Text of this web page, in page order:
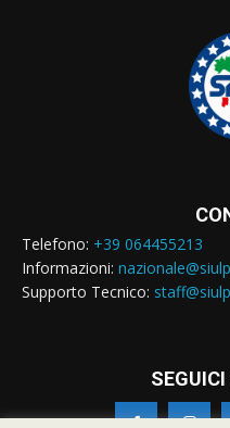
Telefono: +39 064455213
Informazioni:
Supporto Tecnico: